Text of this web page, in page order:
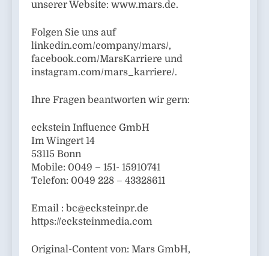
unserer Website: www.mars.de.
Folgen Sie uns auf
linkedin.com/company/mars/,
facebook.com/MarsKarriere und
instagram.com/mars_karriere/.
Ihre Fragen beantworten wir gern:
eckstein Influence GmbH
Im Wingert 14
53115 Bonn
Mobile: 0049 – 151- 15910741
Telefon: 0049 228 – 43328611
Email : bc@ecksteinpr.de
https://ecksteinmedia.com
Original-Content von: Mars GmbH,